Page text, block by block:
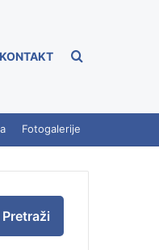
KONTAKT
Fotogalerije
Pretraži